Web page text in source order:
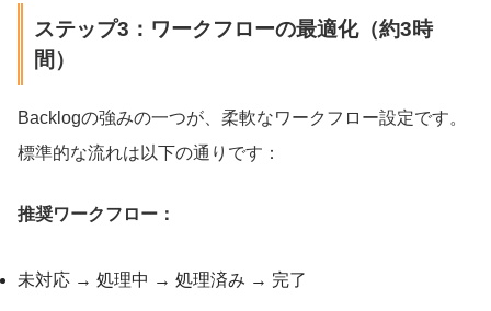
ステップ3：ワークフローの最適化（約3時
間）
Backlogの強みの一つが、柔軟なワークフロー設定です。
標準的な流れは以下の通りです：
推奨ワークフロー：
未対応 → 処理中 → 処理済み → 完了